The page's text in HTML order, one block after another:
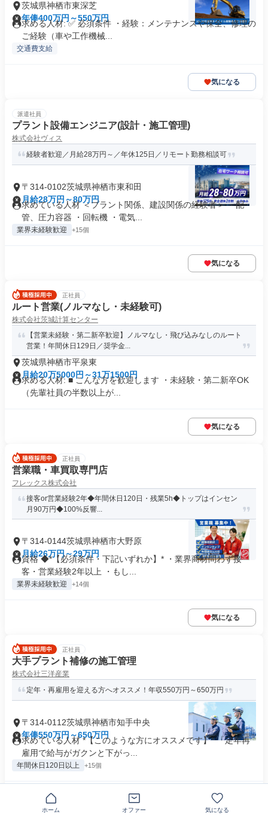
茨城県神栖市東深芝
年俸400万円～550万円
求める人材: ✅ 必須条件 ・経験：メンテナンスや保全、修理の
ご経験（車や工作機械...
交通費支給
気になる
派遣社員
プラント設備エンジニア(設計・施工管理)
株式会社ヴィス
経験者歓迎／月給28万円～／年休125日／リモート勤務相談可
〒314-0102茨城県神栖市東和田
月給28万円～80万円
求めている人材 ＜プラント関係、建設関係の経験者＞ ・配
管、圧力容器 ・回転機 ・電気...
業界未経験歓迎 +15個
気になる
正社員
ルート営業(ノルマなし・未経験可)
株式会社茨城計算センター
【営業未経験・第二新卒歓迎】ノルマなし・飛び込みなしのルート
営業！年間休日129日／奨学金...
茨城県神栖市平泉東
月給20万5000円～31万1500円
求める人材: ■ こんな方を歓迎します ・未経験・第二新卒OK
（先輩社員の半数以上が...
気になる
正社員
営業職・車買取専門店
フレックス株式会社
接客or営業経験2年◆年間休日120日・残業5h◆トップはインセン
月90万円◆100%反響...
〒314-0144茨城県神栖市大野原
月給26万円～29万円
資格 ◆*【必須条件・下記いずれか】* ・業界商材問わず接
客・営業経験2年以上 ・もし...
業界未経験歓迎 +14個
気になる
正社員
大手プラント補修の施工管理
株式会社三洋産業
定年・再雇用を迎える方へオススメ！年収550万円～650万円
〒314-0112茨城県神栖市知手中央
年俸550万円～650万円
求めている人材 *【このような方にオススメです】* 「定年再
雇用で給与がガクンと下がっ...
年間休日120日以上 +15個
気になる
ホーム オファー 気になる